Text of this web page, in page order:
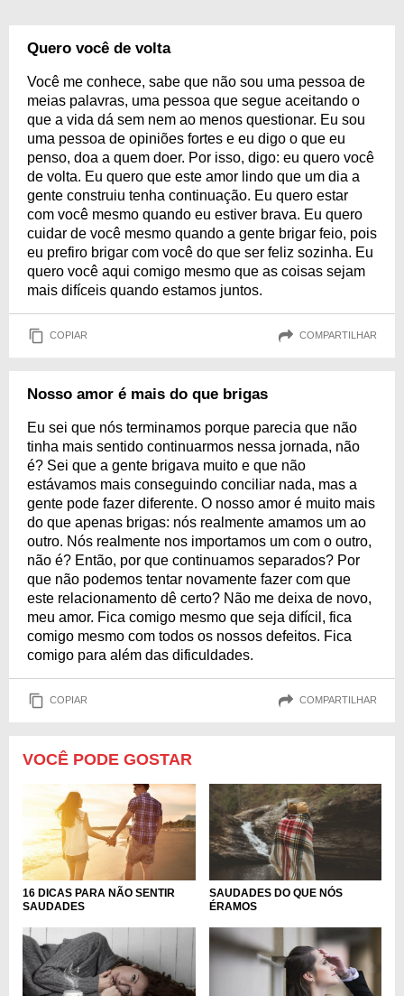
Quero você de volta
Você me conhece, sabe que não sou uma pessoa de
meias palavras, uma pessoa que segue aceitando o
que a vida dá sem nem ao menos questionar. Eu sou
uma pessoa de opiniões fortes e eu digo o que eu
penso, doa a quem doer. Por isso, digo: eu quero você
de volta. Eu quero que este amor lindo que um dia a
gente construiu tenha continuação. Eu quero estar
com você mesmo quando eu estiver brava. Eu quero
cuidar de você mesmo quando a gente brigar feio, pois
eu prefiro brigar com você do que ser feliz sozinha. Eu
quero você aqui comigo mesmo que as coisas sejam
mais difíceis quando estamos juntos.
COPIAR COMPARTILHAR
Nosso amor é mais do que brigas
Eu sei que nós terminamos porque parecia que não
tinha mais sentido continuarmos nessa jornada, não
é? Sei que a gente brigava muito e que não
estávamos mais conseguindo conciliar nada, mas a
gente pode fazer diferente. O nosso amor é muito mais
do que apenas brigas: nós realmente amamos um ao
outro. Nós realmente nos importamos um com o outro,
não é? Então, por que continuamos separados? Por
que não podemos tentar novamente fazer com que
este relacionamento dê certo? Não me deixa de novo,
meu amor. Fica comigo mesmo que seja difícil, fica
comigo mesmo com todos os nossos defeitos. Fica
comigo para além das dificuldades.
COPIAR COMPARTILHAR
VOCÊ PODE GOSTAR
16 DICAS PARA NÃO SENTIR
SAUDADES
SAUDADES DO QUE NÓS
ÉRAMOS